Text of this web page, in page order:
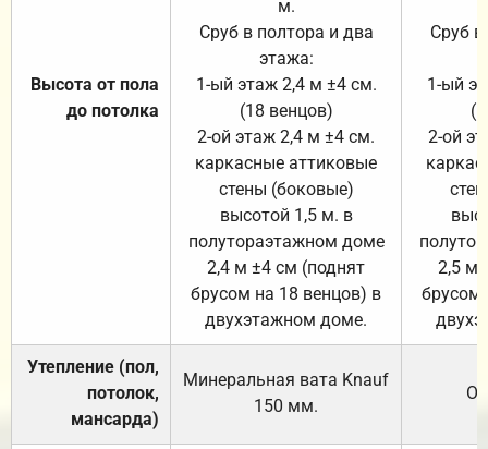
Высота от пола
до потолка
м.
Сруб в полтора и два
этажа:
1-ый этаж 2,4 м ±4 см.
(18 венцов)
2-ой этаж 2,4 м ±4 см.
каркасные аттиковые
стены (боковые)
высотой 1,5 м. в
полутораэтажном доме
2,4 м ±4 см (поднят
брусом на 18 венцов) в
двухэтажном доме.
Сруб
1-ый
2-ой
2,5 м
брусом
Утепление (пол,
потолок,
мансарда)
Минеральная вата Knauf
150 мм.